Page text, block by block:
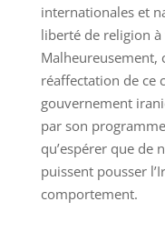
internationales et
liberté de religion à
Malheureusement,
réaffectation de ce
gouvernement
par son
qu’espérer que de
puissent pousser
comportement.